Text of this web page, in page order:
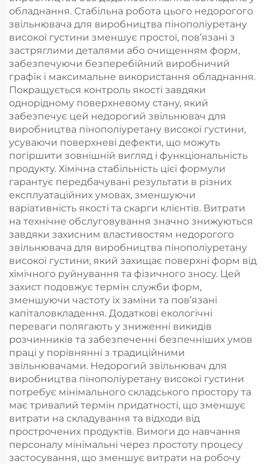
обладнання. Стабільна робота цього недорогого
звільнювача для виробництва пінополіуретану
високої густини зменшує простої, пов’язані з
застряглими деталями або очищенням форм,
забезпечуючи безперебійний виробничий
графік і максимальне використання обладнання.
Покращується контроль якості завдяки
однорідному поверхневому стану, який
забезпечує цей недорогий звільнювач для
виробництва пінополіуретану високої густини,
усуваючи поверхневі дефекти, що можуть
погіршити зовнішній вигляд і функціональність
продукту. Хімічна стабільність цієї формули
гарантує передбачувані результати в різних
експлуатаційних умовах, зменшуючи
варіативність якості та скарги клієнтів. Витрати
на технічне обслуговування значно знижуються
завдяки захисним властивостям недорогого
звільнювача для виробництва пінополіуретану
високої густини, який захищає поверхні форм від
хімічного руйнування та фізичного зносу. Цей
захист подовжує термін служби форм,
зменшуючи частоту їх заміни та пов’язані
капіталовкладення. Додаткові екологічні
переваги полягають у зниженні викидів
розчинників та забезпеченні безпечніших умов
праці у порівнянні з традиційними
звільнювачами. Недорогий звільнювач для
виробництва пінополіуретану високої густини
потребує мінімального складського простору та
має тривалий термін придатності, що зменшує
витрати на складування та відходи від
прострочених продуктів. Вимоги до навчання
персоналу мінімальні через простоту процесу
застосування, що зменшує витрати на робочу